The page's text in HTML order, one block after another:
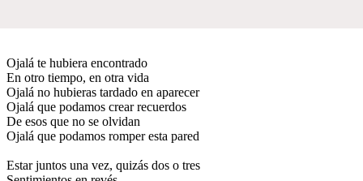
Ojalá te hubiera encontrado
En otro tiempo, en otra vida
Ojalá no hubieras tardado en aparecer
Ojalá que podamos crear recuerdos
De esos que no se olvidan
Ojalá que podamos romper esta pared
Estar juntos una vez, quizás dos o tres